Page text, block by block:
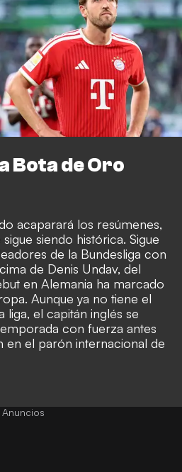
Bota de Oro
acaparará los resúmenes,
siendo histórica. Sigue
de la Bundesliga con
de Denis Undav, del
en Alemania ha marcado
Aunque ya no tiene el
liga, el capitán inglés se
con fuerza antes
en el parón internacional de